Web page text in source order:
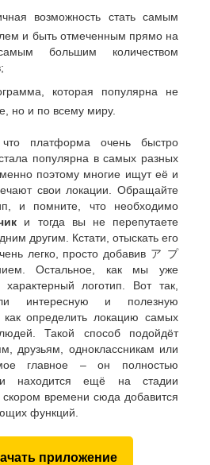
возможность стать самым
и быть отмеченным прямо на
большим количеством
которая популярна не
но и по всему миру.
платформа очень быстро
популярна в самых разных
поэтому многие ищут её и
свои локации. Обращайте
и помните, что необходимо
и тогда вы не перепутаете
другим. Кстати, отыскать его
легко, просто добавив ア プ
Остальное, как мы уже
характерный логотип. Вот так,
интересную и полезную
определить локацию самых
Такой способ подойдёт
друзьям, одноклассникам или
главное – он полностью
находится ещё на стадии
скором времени сюда добавится
функций.
приложение